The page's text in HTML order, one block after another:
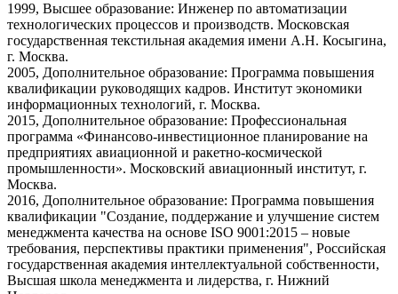
1999, Высшее образование: Инженер по автоматизации
технологических процессов и производств. Московская
государственная текстильная академия имени А.Н. Косыгина,
г. Москва.
2005, Дополнительное образование: Программа повышения
квалификации руководящих кадров. Институт экономики
информационных технологий, г. Москва.
2015, Дополнительное образование: Профессиональная
программа «Финансово-инвестиционное планирование на
предприятиях авиационной и ракетно-космической
промышленности». Московский авиационный институт, г.
Москва.
2016, Дополнительное образование: Программа повышения
квалификации "Создание, поддержание и улучшение систем
менеджмента качества на основе ISO 9001:2015 – новые
требования, перспективы практики применения", Российская
государственная академия интеллектуальной собственности,
Высшая школа менеджмента и лидерства, г. Нижний